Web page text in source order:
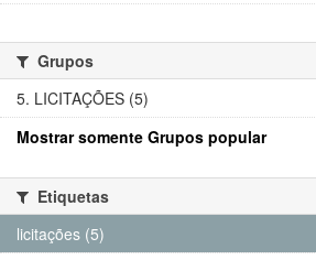
Grupos
5. LICITAÇÕES (5)
Mostrar somente Grupos popular
Etiquetas
licitações (5)